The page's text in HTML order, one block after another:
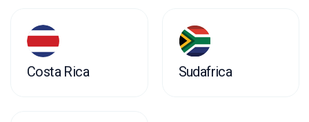
Costa Rica Sudafrica